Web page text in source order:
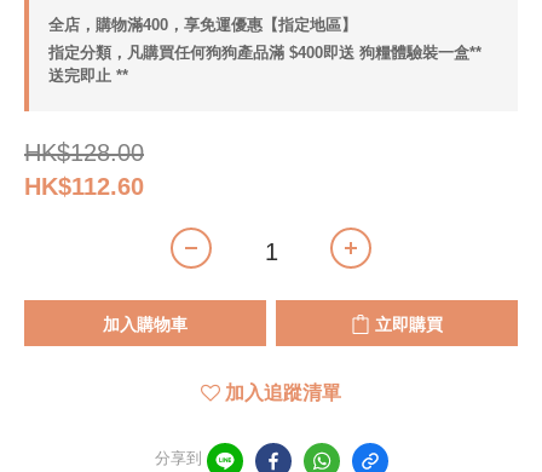
全店，購物滿400，享免運優惠【指定地區】
指定分類，凡購買任何狗狗產品滿 $400即送 狗糧體驗裝一盒**
送完即止 **
HK$128.00
HK$112.60
加入購物車 立即購買
加入追蹤清單
分享到